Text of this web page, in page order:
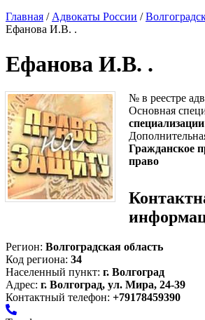
Главная / Адвокаты России /
Ефанова И.В. .
Ефанова И.В. .
№ в реестре
Основная
специализации
Гражданское
право
Регион: Волгоградская область
Код региона: 34
Населенный пункт: г. Волгоград
Адрес: г. Волгоград, ул. Мира, 24-39
Контактный телефон: +79178459390